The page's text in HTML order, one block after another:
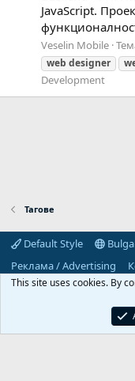
JavaScript.
Veselin Mobile
web designer
Development
Тагове
Default Style
Реклама / Advertising
Декларация за
Predpriemach.com © 2006-
This site uses cookies. By